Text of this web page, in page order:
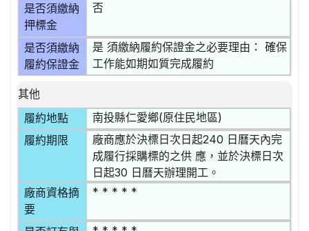
是否須繳納
押標金
否
是否須繳納
履約保證金
是 須繳納履約保證金之必要理由： 確保
工作能如期如質完成履約
其他
履約地點
南投縣仁愛鄉(原住民地區)
履約期限
廠商應於決標日次日起240 日曆天內完
成履行採購標的之供 應，並於決標日次
日起30 日曆天辦理開工。
廠商資格摘
要
* * * * *